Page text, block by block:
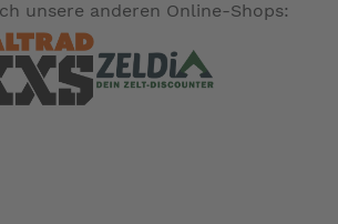
unsere anderen Online-Shops: